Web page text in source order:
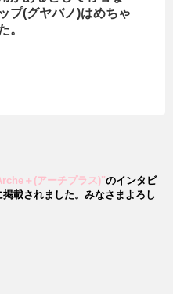
プ(グヤバノ)はめちゃ
。
＋(アーチプラス)"のインタビ
掲載されました。みなさまよろし